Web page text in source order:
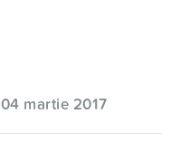
04 martie 2017